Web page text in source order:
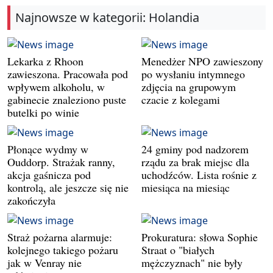
Najnowsze w kategorii: Holandia
Lekarka z Rhoon
zawieszona. Pracowała pod
wpływem alkoholu, w
gabinecie znaleziono puste
butelki po winie
Menedżer NPO zawieszony
po wysłaniu intymnego
zdjęcia na grupowym
czacie z kolegami
Płonące wydmy w
Ouddorp. Strażak ranny,
akcja gaśnicza pod
kontrolą, ale jeszcze się nie
zakończyła
24 gminy pod nadzorem
rządu za brak miejsc dla
uchodźców. Lista rośnie z
miesiąca na miesiąc
Straż pożarna alarmuje:
kolejnego takiego pożaru
jak w Venray nie
Prokuratura: słowa Sophie
Straat o "białych
mężczyznach" nie były